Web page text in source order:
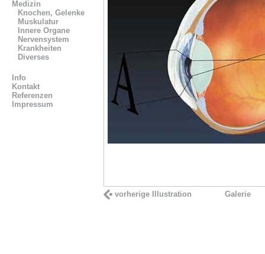
Medizin
Knochen, Gelenke
Muskulatur
Innere Organe
Nervensystem
Krankheiten
Diverses
Info
Kontakt
Referenzen
Impressum
vorherige Illustration Galerie